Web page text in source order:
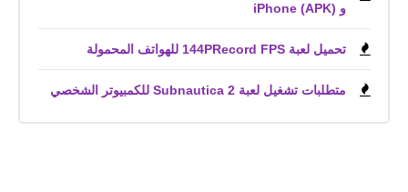
و iPhone (APK)
تحميل لعبة 144PRecord FPS للهواتف المحمولة
متطلبات تشغيل لعبة Subnautica 2 للكمبيوتر الشخصي